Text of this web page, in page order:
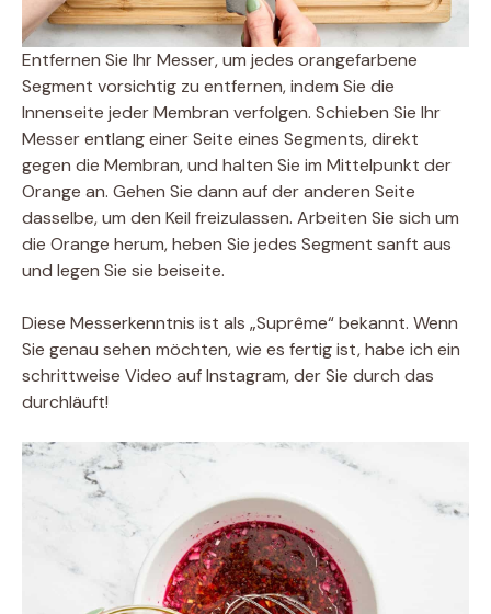
Entfernen Sie Ihr Messer, um jedes orangefarbene
Segment vorsichtig zu entfernen, indem Sie die
Innenseite jeder Membran verfolgen. Schieben Sie Ihr
Messer entlang einer Seite eines Segments, direkt
gegen die Membran, und halten Sie im Mittelpunkt der
Orange an. Gehen Sie dann auf der anderen Seite
dasselbe, um den Keil freizulassen. Arbeiten Sie sich um
die Orange herum, heben Sie jedes Segment sanft aus
und legen Sie sie beiseite.
Diese Messerkenntnis ist als „Suprême“ bekannt. Wenn
Sie genau sehen möchten, wie es fertig ist, habe ich ein
schrittweise Video auf Instagram, der Sie durch das
durchläuft!